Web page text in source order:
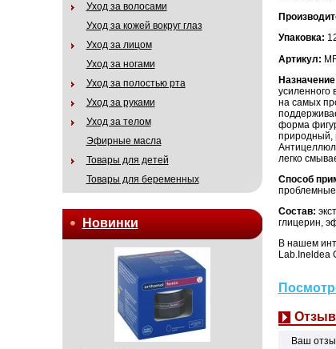
Уход за волосами
Уход за кожей вокруг глаз
Уход за лицом
Уход за ногами
Уход за полостью рта
Уход за руками
Уход за телом
Эфирные масла
Товары для детей
Товары для беременных
Новинки
Упаковка:
Артикул:
усиленного
на самых
форма
природный,
легко
Способ
проблемные
Состав:
глицерин,
В нашем
Lab.Ineldea
Ваш